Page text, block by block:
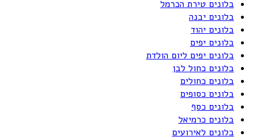
בלונים טירת הכרמל
בלונים יבנה
בלונים יהוד
בלונים יפים
בלונים יפים ליום הולדת
בלונים כחול לבן
בלונים כחולים
בלונים כסופים
בלונים כסף
בלונים כרמיאל
בלונים לאירועים